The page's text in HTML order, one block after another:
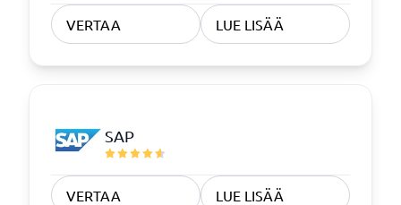
VERTAA LUE LISÄÄ
SAP
VERTAA LUE LISÄÄ